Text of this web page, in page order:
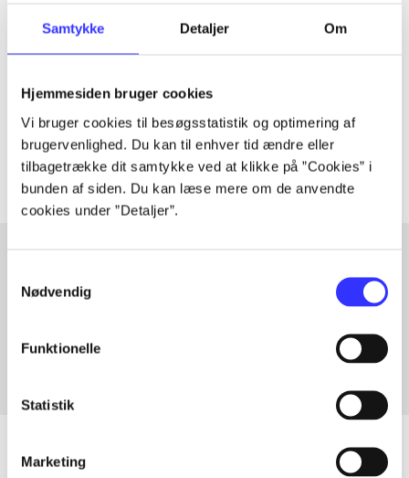
Samtykke Detaljer Om
Hjemmesiden bruger cookies
Vi bruger cookies til besøgsstatistik og optimering af
brugervenlighed. Du kan til enhver tid ændre eller
tilbagetrække dit samtykke ved at klikke på ”Cookies” i
bunden af siden. Du kan læse mere om de anvendte
cookies under ”Detaljer”.
Nødvendig
Funktionelle
Statistik
Marketing
Artiklen er en del af
Artiklerne i handler ofte om
Artikler med samme emner